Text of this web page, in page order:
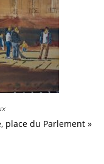
place du Parlement »